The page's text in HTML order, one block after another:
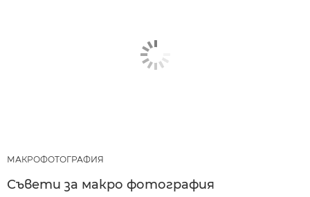
МАКРОФОТОГРАФИЯ
Съвети за макро фотография